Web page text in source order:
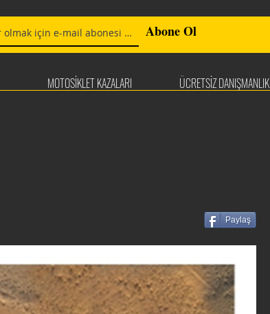
Abone Ol
MOTOSİKLET KAZALARI ÜCRETSİZ DANIŞMANLIK
Paylaş